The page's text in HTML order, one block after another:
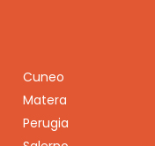
Cuneo
Matera
Perugia